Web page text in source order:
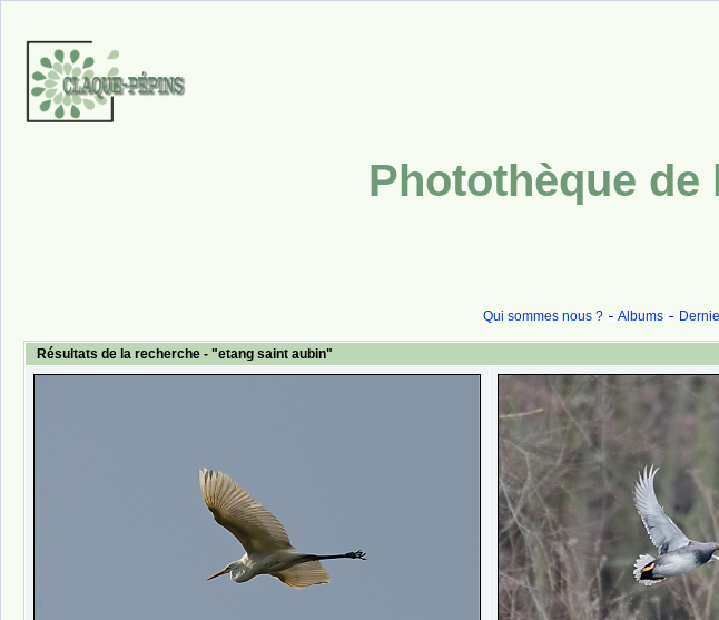
Photothèque
Qui sommes nous ?
Albums
Résultats de la recherche - "etang saint aubin"